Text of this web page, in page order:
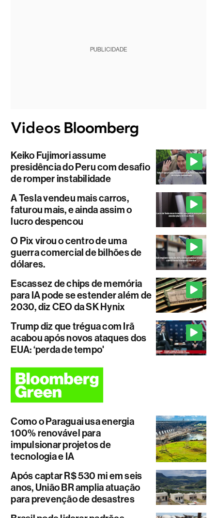
PUBLICIDADE
Keiko Fujimori assume
presidência do Peru com desafio
de romper instabilidade
A Tesla vendeu mais carros,
faturou mais, e ainda assim o
lucro despencou
O Pix virou o centro de uma
guerra comercial de bilhões de
dólares.
Escassez de chips de memória
para IA pode se estender além de
2030, diz CEO da SK Hynix
Trump diz que trégua com Irã
acabou após novos ataques dos
EUA: ‘perda de tempo'
Como o Paraguai usa energia
100% renovável para
impulsionar projetos de
tecnologia e IA
Após captar R$ 530 mi em seis
anos, União BR amplia atuação
para prevenção de desastres